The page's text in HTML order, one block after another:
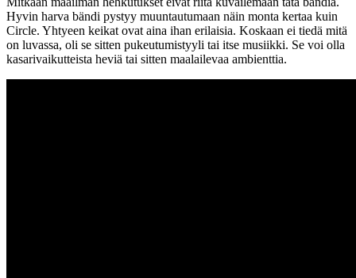
Hyvin harva bändi pystyy muuntautumaan näin monta kertaa kuin
Circle. Yhtyeen keikat ovat aina ihan erilaisia. Koskaan ei tiedä mitä
on luvassa, oli se sitten pukeutumistyyli tai itse musiikki. Se voi olla
kasarivaikutteista heviä tai sitten maalailevaa ambienttia.